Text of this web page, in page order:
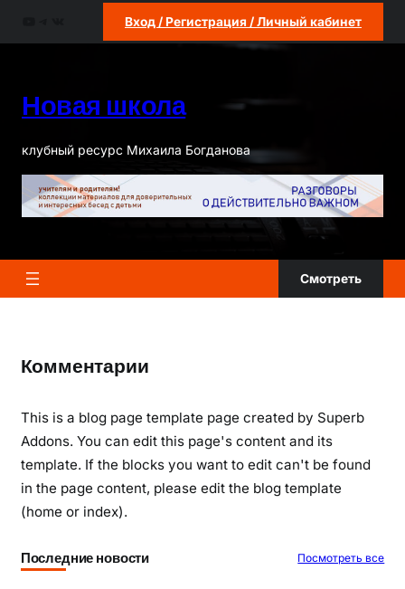
Вход / Регистрация / Личный кабинет
Новая школа
клубный ресурс Михаила Богданова
Смотреть
Комментарии
This is a blog page template page created by Superb
Addons. You can edit this page's content and its
template. If the blocks you want to edit can't be found
in the page content, please edit the blog template
(home or index).
Последние новости Посмотреть все